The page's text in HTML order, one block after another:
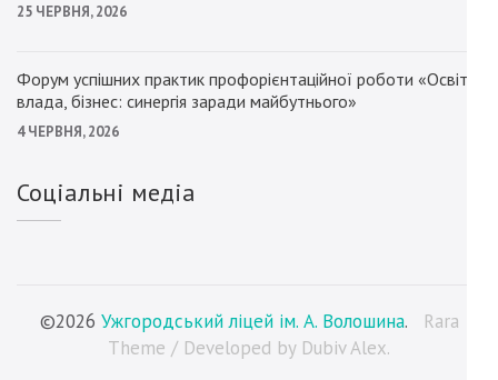
25 ЧЕРВНЯ, 2026
Форум успішних практик профорієнтаційної роботи «Освіта,
влада, бізнес: синергія заради майбутнього»
4 ЧЕРВНЯ, 2026
Соціальні медіа
©2026 Ужгородський ліцей ім. А. Волошина.
Rara
Theme / Developed by Dubiv Alex.